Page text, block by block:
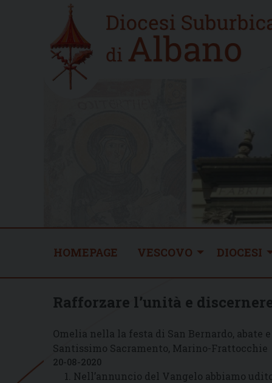
Home
new
HOMEPAGE VESCOVO DIOCESI
Rafforzare l’unità e
Omelia nella la festa di San Bernardo, abate
Santissimo Sacramento, Marino-Frattocchie
20-08-2020
Nell’annuncio del Vangelo abbiamo